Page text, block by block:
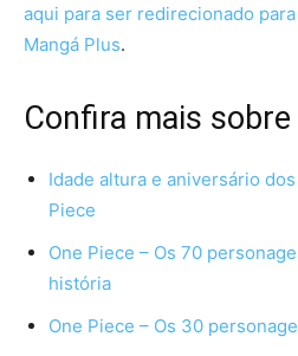
aqui para ser redirecionado
Mangá Plus.
Confira mais
Idade altura e aniversário
Piece
One Piece – Os 70
história
One Piece – Os 30